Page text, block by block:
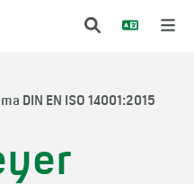
DIN EN ISO 14001:2015